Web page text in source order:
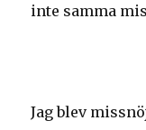
inte samma
Jag blev